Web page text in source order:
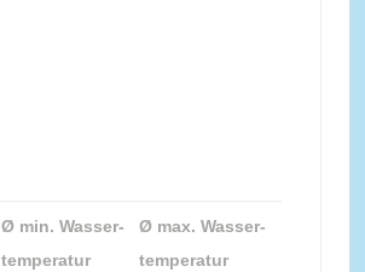
Ø min. Wasser-
temperatur
Ø max. Wasser-
temperatur